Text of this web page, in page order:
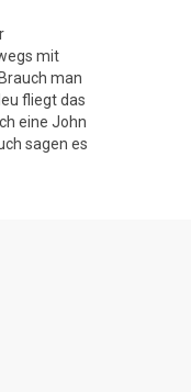
mit
man
fliegt das
eine John
sagen es